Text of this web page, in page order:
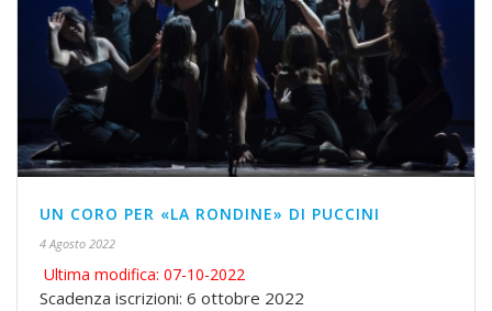
UN CORO PER «LA RONDINE» DI PUCCINI
4 Agosto 2022
Ultima modifica: 07-10-2022
Scadenza iscrizioni: 6 ottobre 2022